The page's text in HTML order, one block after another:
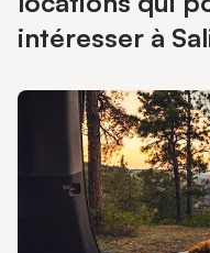
intéresser à